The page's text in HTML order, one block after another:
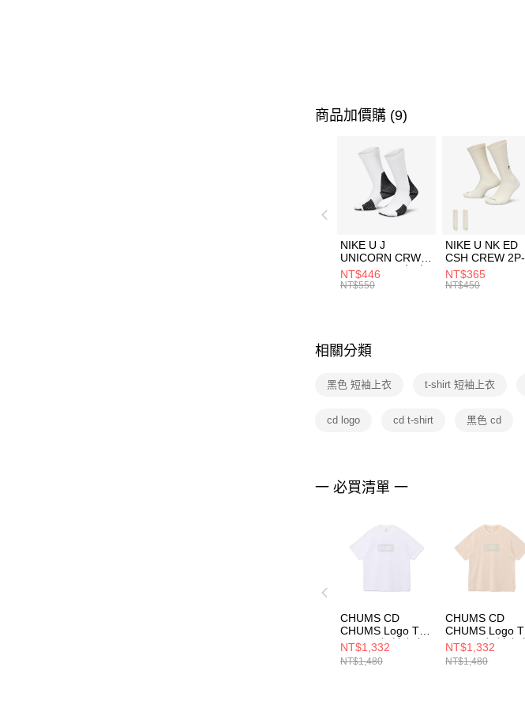
商品加價購 (9)
NIKE U J
UNICORN CRW
1PR -160 男女 中
統襪 FZ3393100
NT$446
NT$550
NIKE U NK ED
CSH CREW 2P-
144 EMBRDY 男
女 短統襪
NT$365
NT$450
相關分類
黑色 短袖上衣 t-shirt 短袖上衣
cd logo cd t-shirt 黑色 cd
一 必買清單 一
CHUMS CD
CHUMS Logo T-
Shirt 男 短袖上衣
白色
CH012755W001
NT$1,332
NT$1,480
CHUMS CD
CHUMS Logo T-
Shirt 男 短袖上衣
米灰色
CH012755G057
NT$1,332
NT$1,480